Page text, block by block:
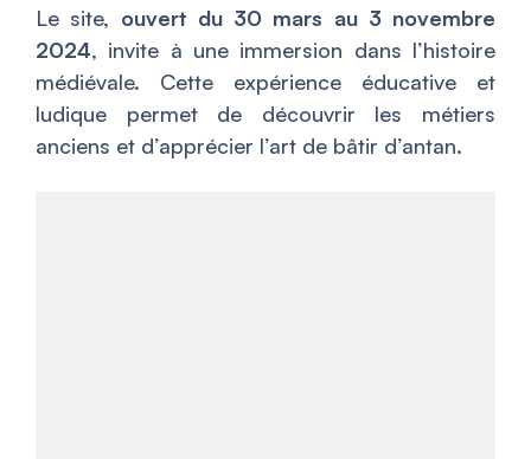
Le site, ouvert du 30 mars au 3 novembre
2024, invite à une immersion dans l’histoire
médiévale. Cette expérience éducative et
ludique permet de découvrir les métiers
anciens et d’apprécier l’art de bâtir d’antan.